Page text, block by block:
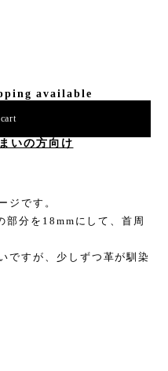
available
いの方向け
ジです。
部分を18mmにして、首周
ですが、少しずつ革が馴染